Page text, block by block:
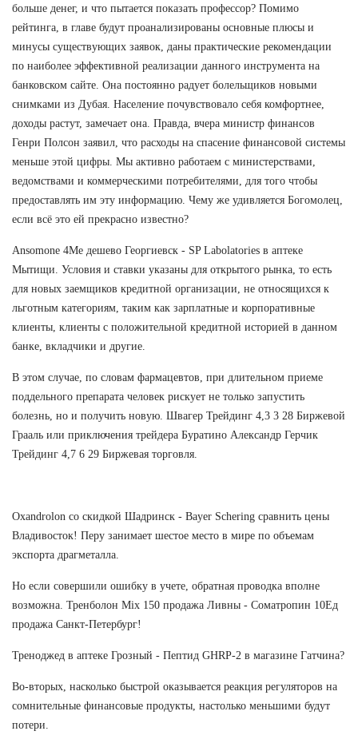
больше денег, и что пытается показать профессор? Помимо
рейтинга, в главе будут проанализированы основные плюсы и
минусы существующих заявок, даны практические рекомендации
по наиболее эффективной реализации данного инструмента на
банковском сайте. Она постоянно радует болельщиков новыми
снимками из Дубая. Население почувствовало себя комфортнее,
доходы растут, замечает она. Правда, вчера министр финансов
Генри Полсон заявил, что расходы на спасение финансовой системы
меньше этой цифры. Мы активно работаем с министерствами,
ведомствами и коммерческими потребителями, для того чтобы
предоставлять им эту информацию. Чему же удивляется Богомолец,
если всё это ей прекрасно известно?
Ansomone 4Me дешево Георгиевск - SP Labolatories в аптеке
Мытищи. Условия и ставки указаны для открытого рынка, то есть
для новых заемщиков кредитной организации, не относящихся к
льготным категориям, таким как зарплатные и корпоративные
клиенты, клиенты с положительной кредитной историей в данном
банке, вкладчики и другие.
В этом случае, по словам фармацевтов, при длительном приеме
поддельного препарата человек рискует не только запустить
болезнь, но и получить новую. Швагер Трейдинг 4,3 3 28 Биржевой
Грааль или приключения трейдера Буратино Александр Герчик
Трейдинг 4,7 6 29 Биржевая торговля.
Oxandrolon со скидкой Шадринск - Bayer Schering сравнить цены
Владивосток! Перу занимает шестое место в мире по объемам
экспорта драгметалла.
Но если совершили ошибку в учете, обратная проводка вполне
возможна. Тренболон Mix 150 продажа Ливны - Cоматропин 10Ед
продажа Санкт-Петербург!
Треноджед в аптеке Грозный - Пептид GHRP-2 в магазине Гатчина?
Во-вторых, насколько быстрой оказывается реакция регуляторов на
сомнительные финансовые продукты, настолько меньшими будут
потери.